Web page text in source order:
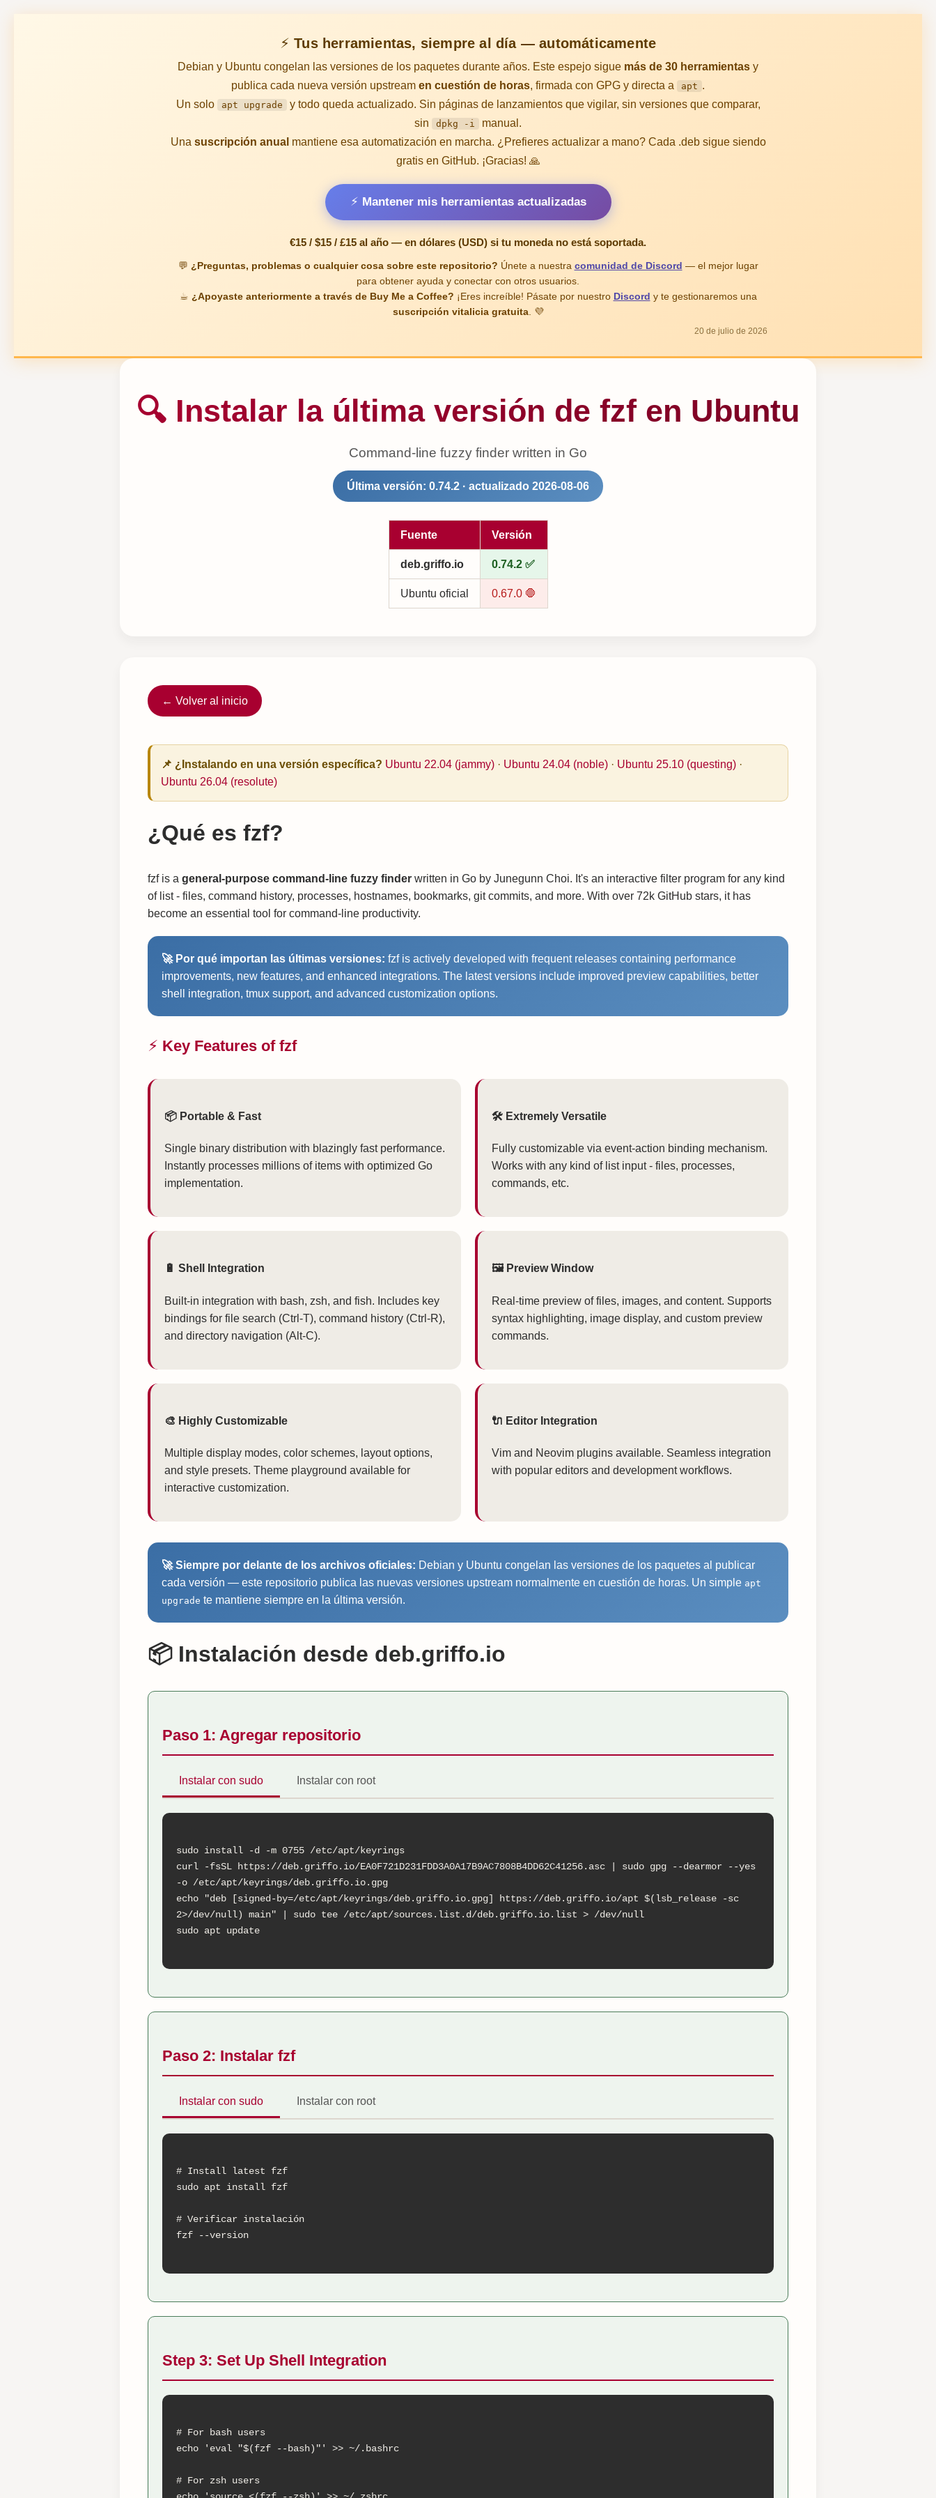
⚡ Tus herramientas, siempre al día — automáticamente
Debian y Ubuntu congelan las versiones de los paquetes durante años. Este espejo sigue más de 30 herramientas y
publica cada nueva versión upstream en cuestión de horas, firmada con GPG y directa a apt .
Un solo
apt upgrade
y todo queda actualizado. Sin páginas de lanzamientos que vigilar, sin versiones que comparar,
sin
dpkg -i
manual.
Una suscripción anual mantiene esa automatización en marcha. ¿Prefieres actualizar a mano? Cada .deb sigue siendo
gratis en GitHub. ¡Gracias! 🙏
⚡ Mantener mis herramientas actualizadas
€15 / $15 / £15 al año — en dólares (USD) si tu moneda no está soportada.
💬 ¿Preguntas, problemas o cualquier cosa sobre este repositorio? Únete a nuestra comunidad de Discord — el mejor lugar
para obtener ayuda y conectar con otros usuarios.
☕ ¿Apoyaste anteriormente a través de Buy Me a Coffee? ¡Eres increíble! Pásate por nuestro Discord y te gestionaremos una
suscripción vitalicia gratuita. 💜
20 de julio de 2026
🔍 Instalar la última versión de fzf en Ubuntu
Command-line fuzzy finder written in Go
Última versión: 0.74.2 · actualizado 2026-08-06
Fuente Versión
deb.griffo.io 0.74.2 ✅
Ubuntu oficial 0.67.0 🛑
← Volver al inicio
📌 ¿Instalando en una versión específica? Ubuntu 22.04 (jammy) · Ubuntu 24.04 (noble) · Ubuntu 25.10 (questing) ·
Ubuntu 26.04 (resolute)
¿Qué es fzf?
fzf is a general-purpose command-line fuzzy finder written in Go by Junegunn Choi. It's an interactive filter program for any kind
of list - files, command history, processes, hostnames, bookmarks, git commits, and more. With over 72k GitHub stars, it has
become an essential tool for command-line productivity.
🚀 Por qué importan las últimas versiones: fzf is actively developed with frequent releases containing performance
improvements, new features, and enhanced integrations. The latest versions include improved preview capabilities, better
shell integration, tmux support, and advanced customization options.
⚡ Key Features of fzf
📦 Portable & Fast
Single binary distribution with blazingly fast performance.
Instantly processes millions of items with optimized Go
implementation.
🛠️ Extremely Versatile
Fully customizable via event-action binding mechanism.
Works with any kind of list input - files, processes,
commands, etc.
🔋 Shell Integration
Built-in integration with bash, zsh, and fish. Includes key
bindings for file search (Ctrl-T), command history (Ctrl-R),
and directory navigation (Alt-C).
🖼️ Preview Window
Real-time preview of files, images, and content. Supports
syntax highlighting, image display, and custom preview
commands.
🎨 Highly Customizable
Multiple display modes, color schemes, layout options,
and style presets. Theme playground available for
interactive customization.
🔌 Editor Integration
Vim and Neovim plugins available. Seamless integration
with popular editors and development workflows.
🚀 Siempre por delante de los archivos oficiales: Debian y Ubuntu congelan las versiones de los paquetes al publicar
cada versión — este repositorio publica las nuevas versiones upstream normalmente en cuestión de horas. Un simple apt
upgrade te mantiene siempre en la última versión.
📦 Instalación desde deb.griffo.io
Paso 1: Agregar repositorio
Instalar con sudo Instalar con root
sudo install -d -m 0755 /etc/apt/keyrings
curl -fsSL https://deb.griffo.io/EA0F721D231FDD3A0A17B9AC7808B4DD62C41256.asc | sudo gpg --dearmor --yes
-o /etc/apt/keyrings/deb.griffo.io.gpg
echo "deb [signed-by=/etc/apt/keyrings/deb.griffo.io.gpg] https://deb.griffo.io/apt $(lsb_release -sc
2>/dev/null) main" | sudo tee /etc/apt/sources.list.d/deb.griffo.io.list > /dev/null
sudo apt update
Paso 2: Instalar fzf
Instalar con sudo Instalar con root
# Install latest fzf
sudo apt install fzf
# Verificar instalación
fzf --version
Step 3: Set Up Shell Integration
# For bash users
echo 'eval "$(fzf --bash)"' >> ~/.bashrc
# For zsh users